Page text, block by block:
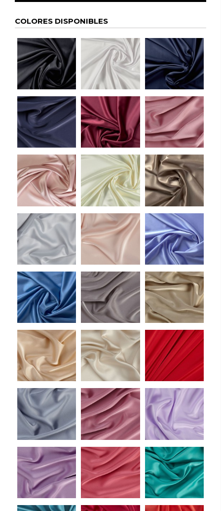
COLORES DISPONIBLES